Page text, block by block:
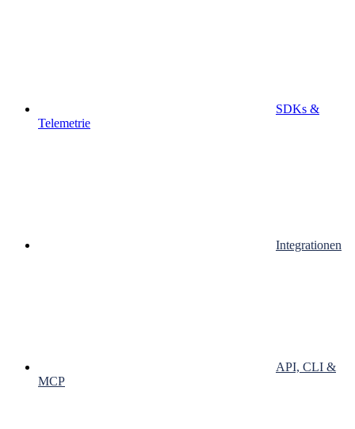
SDKs &
Telemetrie
Integrationen
API, CLI &
MCP